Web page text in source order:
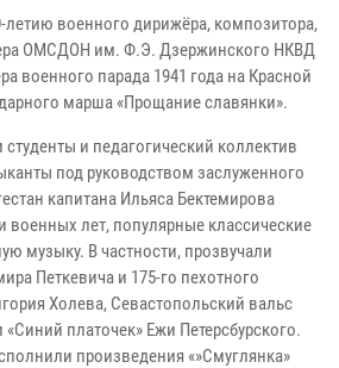
летию военного дирижёра, композитора,
ОМСДОН им. Ф.Э. Дзержинского НКВД
военного парада 1941 года на Красной
марша «Прощание славянки».
студенты и педагогический коллектив
под руководством заслуженного
капитана Ильяса Бектемирова
лет, популярные классические
музыку. В частности, прозвучали
Петкевича и 175-го пехотного
Холева, Севастопольский вальс
платочек» Ежи Петерсбурского.
произведения «»Смуглянка»